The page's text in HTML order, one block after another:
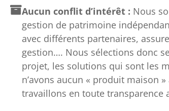
Aucun conflit d’intérêt : Nous
gestion de patrimoine
avec différents partenaires,
gestion…. Nous sélections donc
projet, les solutions qui sont les
n’avons aucun « produit maison
travaillons en toute transparence